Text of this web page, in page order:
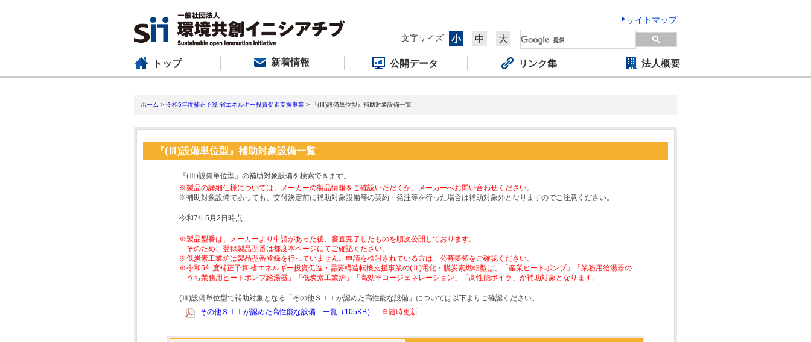
サイトマップ
文字サイズ
小 中 大
トップ 新着情報 公開データ リンク集 法人概要
ホーム > 令和5年度補正予算 省エネルギー投資促進支援事業 > 『(Ⅲ)設備単位型』補助対象設備一覧
『(Ⅲ)設備単位型』補助対象設備一覧
『(Ⅲ)設備単位型』の補助対象設備を検索できます。
※製品の詳細仕様については、メーカーの製品情報をご確認いただくか、メーカーへお問い合わせください。
※補助対象設備であっても、交付決定前に補助対象設備等の契約・発注等を行った場合は補助対象外となりますのでご注意ください。
令和7年5月2日時点
※製品型番は、メーカーより申請があった後、審査完了したものを順次公開しております。
そのため、登録製品型番は都度本ページにてご確認ください。
※低炭素工業炉は製品型番登録を行っていません。申請を検討されている方は、公募要領をご確認ください。
※令和5年度補正予算 省エネルギー投資促進・需要構造転換支援事業の(Ⅱ)電化・脱炭素燃転型は、「産業ヒートポンプ」「業務用給湯器の
うち業務用ヒートポンプ給湯器」「低炭素工業炉」「高効率コージェネレーション」「高性能ボイラ」が補助対象となります。
(Ⅲ)設備単位型で補助対象となる「その他ＳＩＩが認めた高性能な設備」については以下よりご確認ください。
その他ＳＩＩが認めた高性能な設備 一覧（105KB）
※随時更新